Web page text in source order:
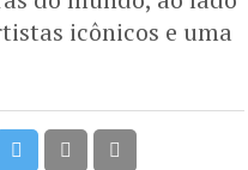
icônicos e uma